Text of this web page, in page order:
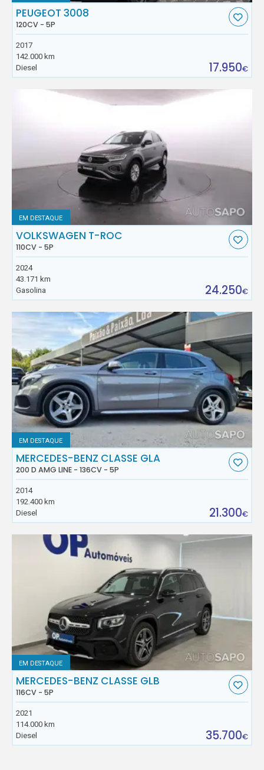
PEUGEOT 3008
120CV - 5P
2017
142.000 km
Diesel
17.950€
EM DESTAQUE
VOLKSWAGEN T-ROC
110CV - 5P
2024
43.171 km
Gasolina
24.250€
EM DESTAQUE
MERCEDES-BENZ CLASSE GLA
200 D AMG LINE - 136CV - 5P
2014
192.400 km
Diesel
21.300€
EM DESTAQUE
MERCEDES-BENZ CLASSE GLB
116CV - 5P
2021
114.000 km
Diesel
35.700€